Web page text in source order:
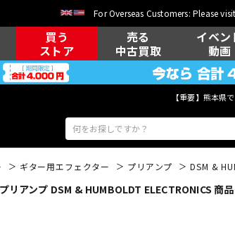
For Overseas Customers: Please
買う
ストア
売る
中古買取
イベン
動画
【重要】熊本県
アコギ/エレ ベース
ギター用エフェクター プリアンプ DSM &
リアンプ DSM & HUMBOLDT ELECTRONICS 商